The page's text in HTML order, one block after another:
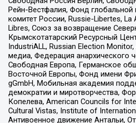
Рейн-Вестфалия, Фонд
комитет России, Russie-Libertes,
Libres, Союз за возвращение
Крымскотатарский Ресурсный
IndustriALL, Russian Election
медиа, Федерация анархического
Свободная Европа, Германское
Восточной Европы, Фонд имени
gGmbH, Мобильная академия
демократии и миротворчества,
Копелева, American Councils for
Cultural Vistas, Institute of
Антивоенное движение Антальи,